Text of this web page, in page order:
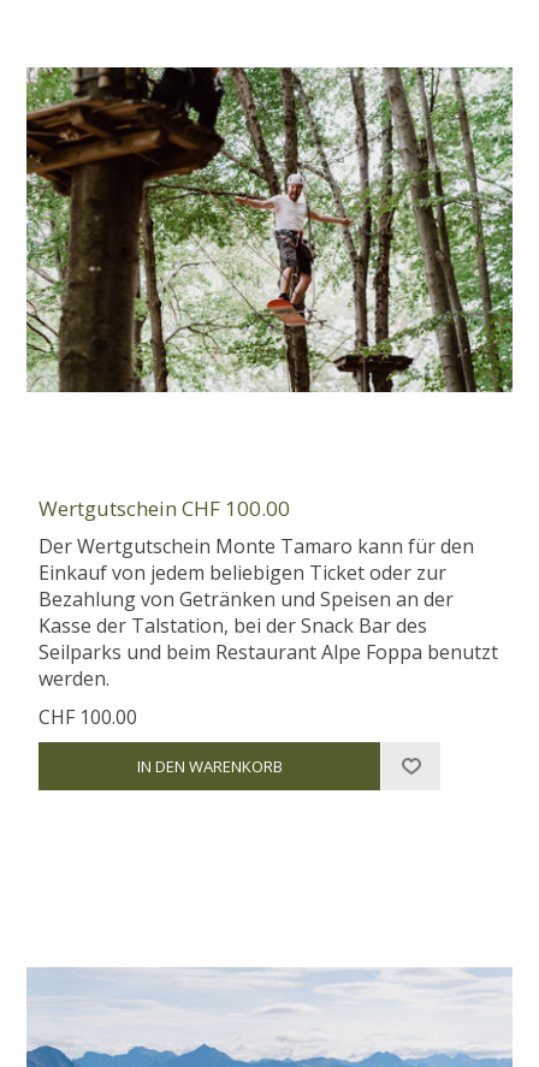
Wertgutschein CHF 100.00
Der Wertgutschein Monte Tamaro kann für den
Einkauf von jedem beliebigen Ticket oder zur
Bezahlung von Getränken und Speisen an der
Kasse der Talstation, bei der Snack Bar des
Seilparks und beim Restaurant Alpe Foppa benutzt
werden.
CHF 100.00